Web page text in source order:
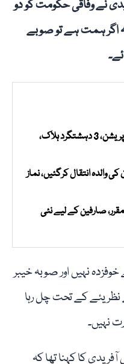
نے وفاقی حکومت کو دو
اگر ہمت ہے تو صوبے
بلوچستان میں سکیورٹی فورسز کا آپریشن، 3 دہشتگرد ہلاک،
والدہ انتقال کرگئیں، نماز
صارفین کے لیے نئی
نہیں اور صوبہ خیبر
نظریئے کے تحت چل رہا
نہیں۔
کا کہنا تھا کہ